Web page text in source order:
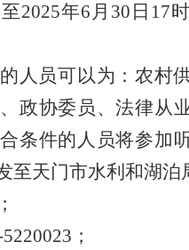
2025年6 月 30 日 17
人员可以为：农村
政协委员、法律从
条件的人员将参加
至天门市水利和湖泊
；